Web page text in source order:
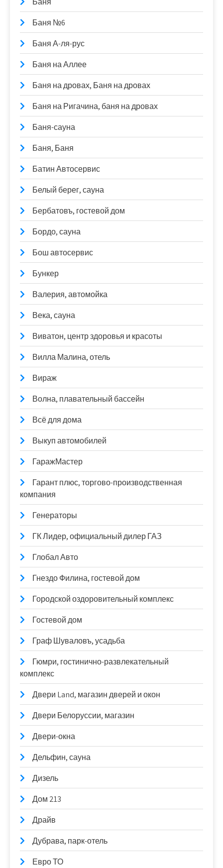
Баня №6
Баня А-ля-рус
Баня на Аллее
Баня на дровах, Баня на дровах
Баня на Ригачина, баня на дровах
Баня-сауна
Баня, Баня
Батин Автосервис
Белый берег, сауна
Бербатовъ, гостевой дом
Бордо, сауна
Бош автосервис
Бункер
Валерия, автомойка
Века, сауна
Виватон, центр здоровья и красоты
Вилла Малина, отель
Вираж
Волна, плавательный бассейн
Всё для дома
Выкуп автомобилей
ГаражМастер
Гарант плюс, торгово-производственная
компания
Генераторы
ГК Лидер, официальный дилер ГАЗ
Глобал Авто
Гнездо Филина, гостевой дом
Городской оздоровительный комплекс
Гостевой дом
Граф Шуваловъ, усадьба
Гюмри, гостинично-развлекательный
комплекс
Двери Land, магазин дверей и окон
Двери Белоруссии, магазин
Двери-окна
Дельфин, сауна
Дизель
Дом 213
Драйв
Дубрава, парк-отель
Евро ТО